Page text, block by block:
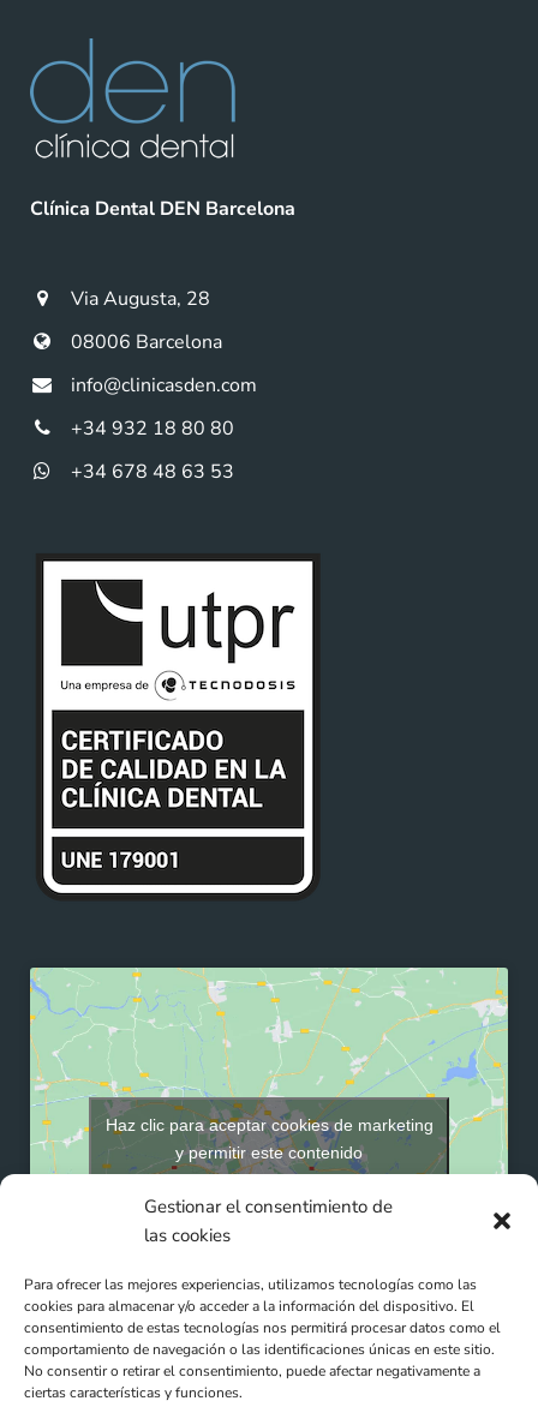
Gestionar el consentimiento de
las cookies
Para ofrecer las mejores experiencias, utilizamos tecnologías como las
cookies para almacenar y/o acceder a la información del dispositivo. El
consentimiento de estas tecnologías nos permitirá procesar datos como el
comportamiento de navegación o las identificaciones únicas en este sitio.
No consentir o retirar el consentimiento, puede afectar negativamente a
ciertas características y funciones.
Clínica Dental DEN Barcelona
Via Augusta, 28
08006 Barcelona
info@clinicasden.com
+34 932 18 80 80
+34 678 48 63 53
Haz clic para aceptar cookies de marketing
y permitir este contenido